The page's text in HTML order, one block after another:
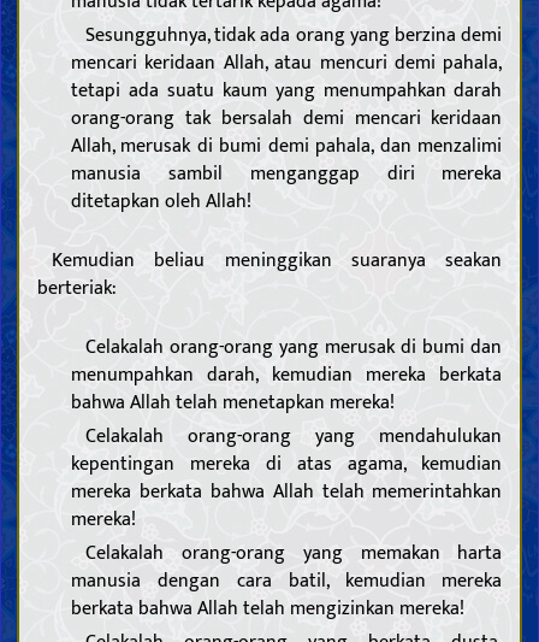
Sesungguhnya, tidak ada orang yang berzina demi
mencari keridaan Allah, atau mencuri demi pahala,
tetapi ada suatu kaum yang menumpahkan darah
orang-orang tak bersalah demi mencari keridaan
Allah, merusak di bumi demi pahala, dan menzalimi
manusia sambil menganggap diri mereka
ditetapkan oleh Allah!
Kemudian beliau meninggikan suaranya seakan
berteriak:
Celakalah orang-orang yang merusak di bumi dan
menumpahkan darah, kemudian mereka berkata
bahwa Allah telah menetapkan mereka!
Celakalah orang-orang yang mendahulukan
kepentingan mereka di atas agama, kemudian
mereka berkata bahwa Allah telah memerintahkan
mereka!
Celakalah orang-orang yang memakan harta
manusia dengan cara batil, kemudian mereka
berkata bahwa Allah telah mengizinkan mereka!